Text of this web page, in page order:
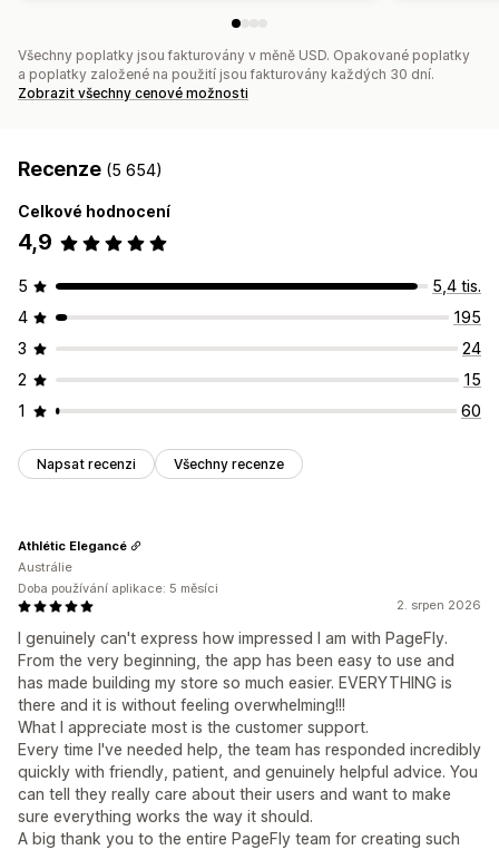
Všechny poplatky jsou fakturovány v měně USD. Opakované poplatky
a poplatky založené na použití jsou fakturovány každých 30 dní.
Zobrazit všechny cenové možnosti
Recenze (5 654)
Celkové hodnocení
4,9
5
5,4 tis.
4
195
3
24
2
15
1
60
Napsat recenzi Všechny recenze
2. srpen 2026
I genuinely can't express how impressed I am with PageFly.
From the very beginning, the app has been easy to use and
has made building my store so much easier. EVERYTHING is
there and it is without feeling overwhelming!!!
What I appreciate most is the customer support.
Every time I've needed help, the team has responded incredibly
quickly with friendly, patient, and genuinely helpful advice. You
can tell they really care about their users and want to make
sure everything works the way it should.
A big thank you to the entire PageFly team for creating such
Athlétic Elegancé
Austrálie
Doba používání aplikace: 5 měsíci